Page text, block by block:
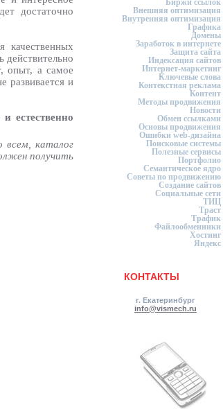
достаточно
действительно
опыт, а самое
развивается и
естественно
всем, каталог
получить
Биржи ссылок
Внешняя оптимизация
Внутренняя оптимизация
Графика
Домены
Заработок в интернете
Защита сайта
Индексация сайтов
Интернет-маркетинг
Ключевые слова
Контекстная реклама
Контент
Методы продвижения
Новости
Обмен ссылками
Основы продвижения
Ошибки web-дизайна
Поисковые системы
Полезные сервисы
Портфолио
Семантическое ядро
Советы по продвижению
Создание сайтов
Социальные сети
ТИЦ
Траст
Трафик
Файлообменники
Хостинг
Яндекс
КОНТАКТЫ
г. Екатеринбург
info@vismech.ru